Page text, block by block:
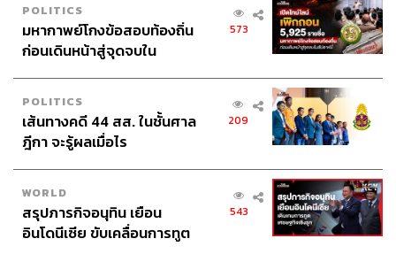
Creative ภัทร จารุอริยานนท์, พชร ไพโรจน์
Video Editor วุฒิชัย ถิระบัญชาศักดิ์
Sound Designer & Engineer กฤตพล จียะเกียรติ
Sound Recording Engineer ขจีพรรณ วิจิตรรัตน์
Assistant อสุมิ สุกี้คาวะ
Art Director อนงค์นาฏ วิวัฒนานนท์
Channel Manager เชษฐพงศ์ ชูประดิษฐ์
Channel Admin จักรภัทร อ่ำพริ้ง
Proofreader พรนภัส ชำนาญค้า
Webmasterไชยพร ศิริกลการ
Social Media Admins วนัชพร ดวงนิล, สุทธกิตติ์​ สุทธาวรรณ
POLITICS
มหากาพย์โกงข้อสอบท้องถิ่น
ก่อนเดินหน้าสู่จุดจบใน
573
POLITICS
เส้นทางคดี 44 สส. ในชั้นศาล
ฎีกา จะรู้ผลเมื่อไร
209
WORLD
สรุปภารกิจอนุทิน เยือน
อินโดนีเซีย ขับเคลื่อนการทูต
543